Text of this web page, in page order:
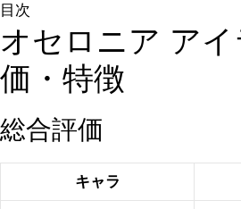
目次
オセロニア ア
価・特徴
総合評価
キャラ